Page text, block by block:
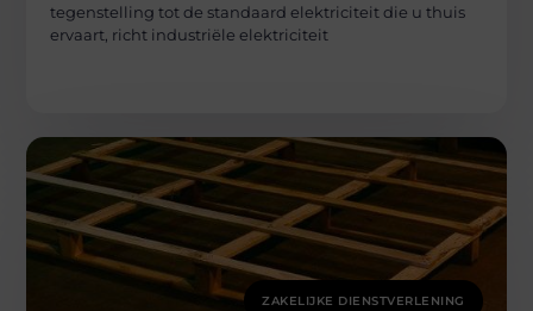
tegenstelling tot de standaard elektriciteit die u thuis
ervaart, richt industriële elektriciteit
ZAKELIJKE DIENSTVERLENING